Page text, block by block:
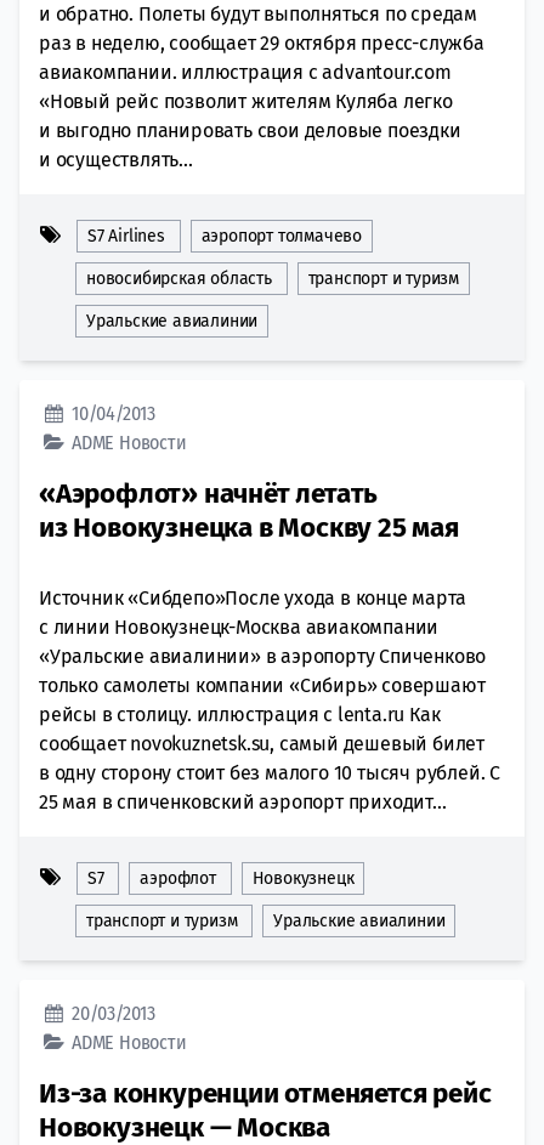
и обратно. Полеты будут выполняться по средам
раз в неделю, сообщает 29 октября пресс-служба
авиакомпании. иллюстрация с advantour.com
«Новый рейс позволит жителям Куляба легко
и выгодно планировать свои деловые поездки
и осуществлять...
S7 Airlines аэропорт толмачево
новосибирская область транспорт и туризм
Уральские авиалинии
10/04/2013
ADME Новости
«Аэрофлот» начнёт летать
из Новокузнецка в Москву 25 мая
Источник «Сибдепо»После ухода в конце марта
с линии Новокузнецк-Москва авиакомпании
«Уральские авиалинии» в аэропорту Спиченково
только самолеты компании «Сибирь» совершают
рейсы в столицу. иллюстрация с lenta.ru Как
сообщает novokuznetsk.su, самый дешевый билет
в одну сторону стоит без малого 10 тысяч рублей. С
25 мая в спиченковский аэропорт приходит...
S7 аэрофлот Новокузнецк
транспорт и туризм Уральские авиалинии
20/03/2013
ADME Новости
Из-за конкуренции отменяется рейс
Новокузнецк — Москва